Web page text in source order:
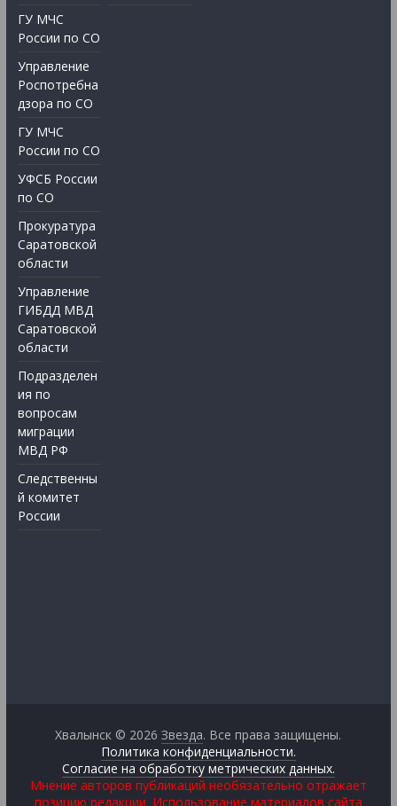
ГУ МЧС
России по СО
Управление
Роспотребна
дзора по СО
ГУ МЧС
России по СО
УФСБ России
по СО
Прокуратура
Саратовской
области
Управление
ГИБДД МВД
Саратовской
области
Подразделен
ия по
вопросам
миграции
МВД РФ
Следственны
й комитет
России
Хвалынск © 2026Звезда. Все права защищены.
Политика конфиденциальности.
Согласие на обработку метрических данных.
Мнение авторов публикаций необязательно отражает
позицию редакции. Использование материалов сайта